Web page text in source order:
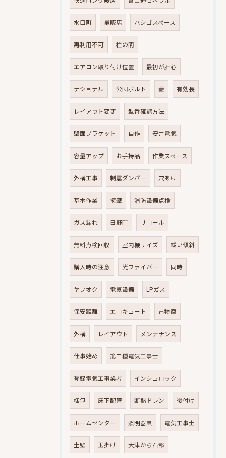
水口町 量販店 ハシゴスペース
再利用不可 柱の間
エアコン取り付け位置 最初が肝心
ナショナル 公団ボルト 蓋 有効長
レイアウト変更 型番確認方法
壁面ブラケット 自作 安井電気
容量アップ お手持品 作業スペース
外構工事 制震ダンパー 穴あけ
基本作業 擁壁 消防設備点検
ガス漏れ 日野町 リコール
無料点検回収 室内機サイズ 緩い傾斜
購入時の注意 光ファイバー 同時
ヤフオク 電気設備 LPガス
保安距離 エコキュート 古物商
外構 レイアウト メンテナンス
仕事始め 第二種電気工事士
登録電気工事業者 インシュロック
梱包 床下配管 断熱ドレン 後付け
ホームセンター 照明器具 電気工事士
土壁 玉掛け 大津から石部